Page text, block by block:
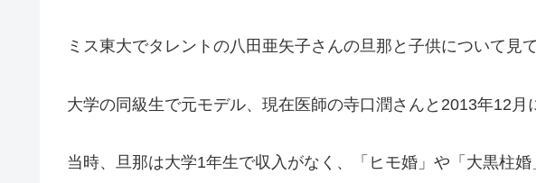
ミス東大でタレントの八田亜矢子さんの旦那と子供について見
大学の同級生で元モデル、現在医師の寺口潤さんと2013年12月
当時、旦那は大学1年生で収入がなく、「ヒモ婚」や「大黒柱婚